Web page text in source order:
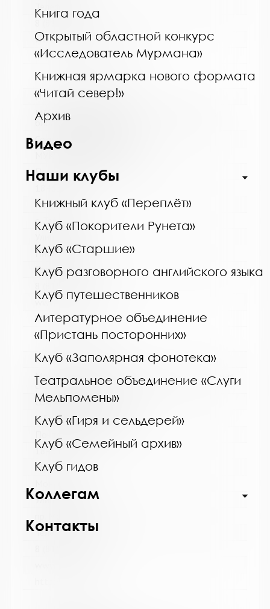
Книга года
Открытый областной конкурс
«Исследователь Мурмана»
Книжная ярмарка нового формата
«Читай север!»
Архив
Видео
Наши клубы
Книжный клуб «Переплёт»
Клуб «Покорители Рунета»
Клуб «Старшие»
Клуб разговорного английского языка
Клуб путешественников
Литературное объединение
«Пристань посторонних»
Клуб «Заполярная фонотека»
Театральное объединение «Слуги
Мельпомены»
Клуб «Гиря и сельдерей»
Клуб «Семейный архив»
Клуб гидов
Коллегам
Контакты
Телефон:
www:
https://bibliokinder.kulturu.ru
Название библиотеки:
МБ Кольского района, Териберская сельская
библиотека - филиал
Сокращенное название:
Почтовый индекс:
Город:
с. Териберка
Пионерская, д. 7
Телефон:
www:
http://kolabiblio.ru/
Название библиотеки:
Мончегорская централизованная библиотечная
система
Сокращенное название:
МБУК Мончегорская ЦБС
184511
Город:
Улица, дом:
Телефон: